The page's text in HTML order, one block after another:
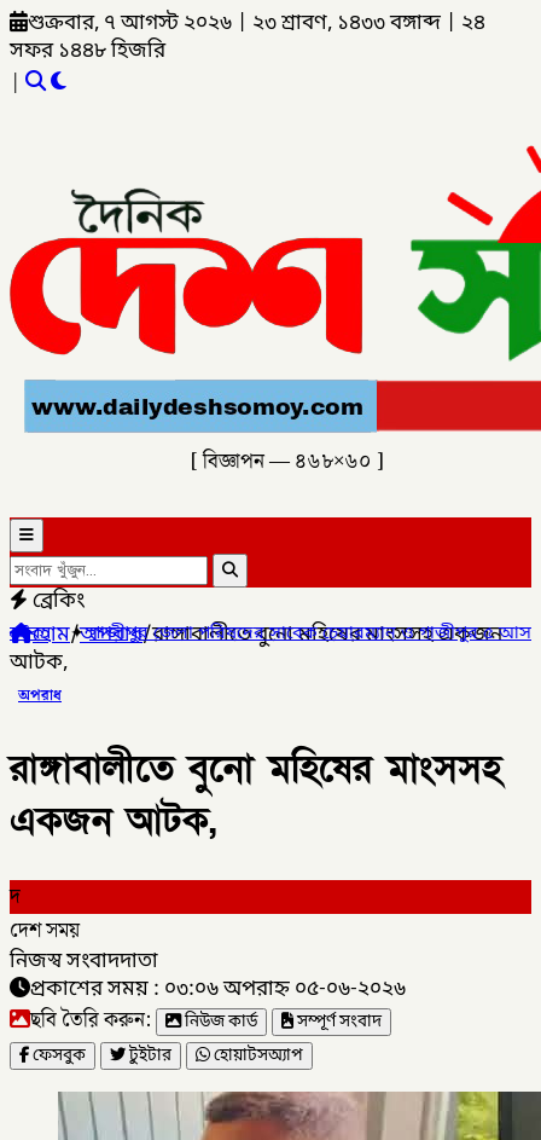
শুক্রবার, ৭ আগস্ট ২০২৬ ২৩ শ্রাবণ, ১৪৩৩ বঙ্গাব্দ
২৪
সফর ১৪৪৮ হিজরি
|
[ বিজ্ঞাপন — ৪৬৮×৬০ ]
ব্রেকিং
জেলা পরিষদের সাবেক চেয়ারম্যান ও গাজীপুর ৫ আসনের সাবেক সংসদ
হোম/অপরাধ/রাঙ্গাবালীতে বুনো মহিষের মাংসসহ একজন
আটক,
অপরাধ
রাঙ্গাবালীতে বুনো মহিষের মাংসসহ
একজন আটক,
দ
দেশ সময়
নিজস্ব সংবাদদাতা
প্রকাশের সময় : ০৩:০৬ অপরাহ্ন ০৫-০৬-২০২৬
ছবি তৈরি করুন: নিউজ কার্ড
সম্পূর্ণ সংবাদ
ফেসবুক
টুইটার হোয়াটসঅ্যাপ